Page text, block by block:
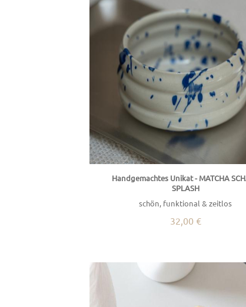
Handgemachtes Unikat - MATCHA
SPLASH
schön, funktional & zeitlos
32,00 €